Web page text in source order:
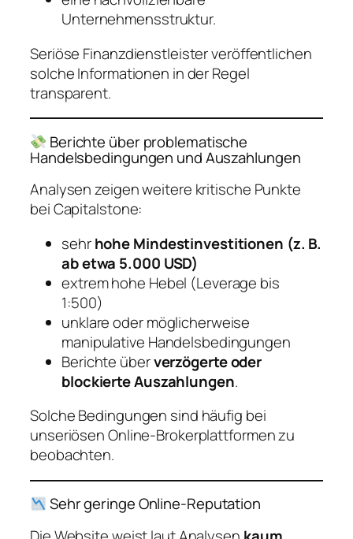
Unternehmensstruktur.
Seriöse Finanzdienstleister veröffentlichen
solche Informationen in der Regel
transparent.
Berichte über problematische
Handelsbedingungen und Auszahlungen
Analysen zeigen weitere kritische Punkte
bei Capitalstone:
sehrhohe Mindestinvestitionen (z. B.
ab etwa 5.000 USD)
extrem hohe Hebel (Leverage bis
1:500)
unklare oder möglicherweise
manipulative Handelsbedingungen
Berichte überverzögerte oder
blockierte Auszahlungen.
Solche Bedingungen sind häufig bei
unseriösen Online-Brokerplattformen zu
beobachten.
Sehr geringe Online-Reputation